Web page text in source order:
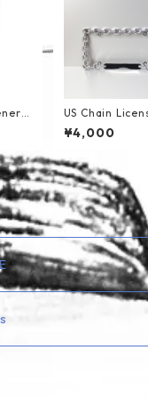
v
US Chain
te Frame
¥4,000